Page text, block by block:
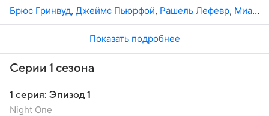
Брюс Гринвуд, Джеймс Пьюрфой, Рашель Лефевр, Миа Маэстро
Показать подробнее
Серии 1 сезона
1 серия: Эпизод 1
Night One